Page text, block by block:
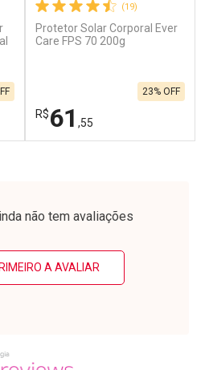
(19)
Protetor Solar Corporal Ever
Care FPS 70 200g
R$61 ,55
23% OFF
Laboratório
Por Menos
não tem avaliações
A AVALIAR